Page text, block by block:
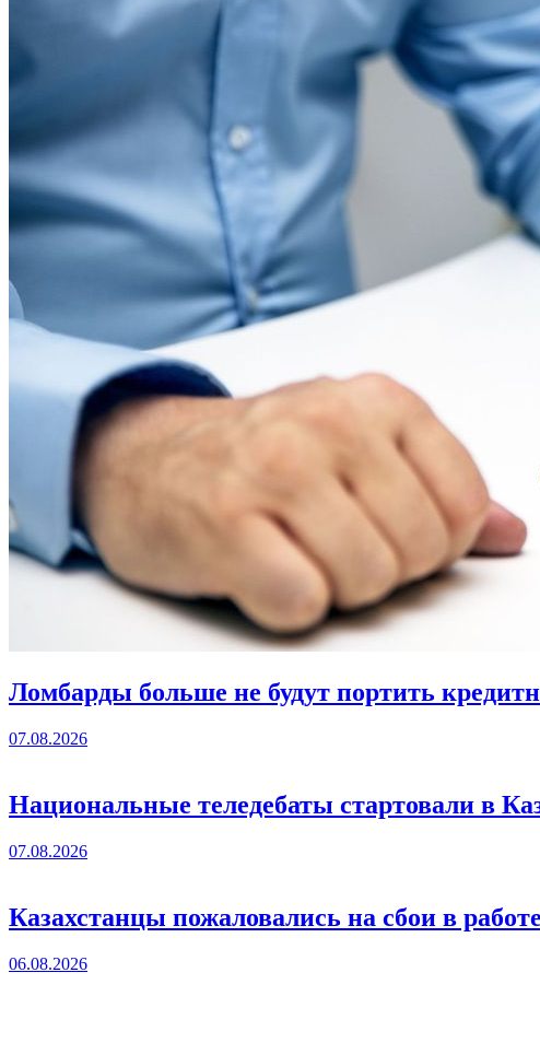
Ломбарды больше не будут портить
07.08.2026
Национальные теледебаты стартовали в
07.08.2026
Казахстанцы пожаловались на сбои в
06.08.2026